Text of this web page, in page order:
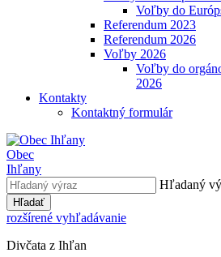
Voľby do
Referendum 2023
Referendum 2026
Voľby 2026
Voľby do
2026
Kontakty
Kontaktný formulár
Obec
Ihľany
Hľadaný
Hľadať
rozšírené vyhľadávanie
Divčata z Ihľan